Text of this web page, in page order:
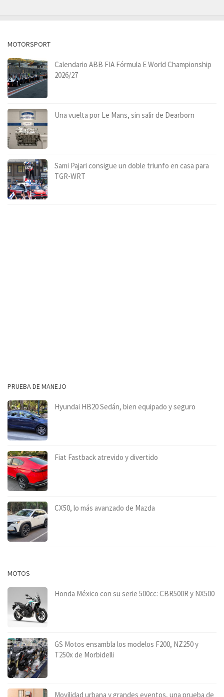
MOTORSPORT
Calendario ABB FIA Fórmula E World Championship
2026/27
Una vuelta por Le Mans, sin salir de Dearborn
Sami Pajari consigue un doble triunfo en casa para
TGR-WRT
PRUEBA DE MANEJO
Hyundai HB20 Sedán, bien equipado y seguro
Fiat Fastback atrevido y divertido
CX50, lo más avanzado de Mazda
MOTOS
Honda México con su serie 500cc: CBR500R y NX500
GS Motos ensambla los modelos F200, NZ250 y
T250x de Morbidelli
Movilidad urbana y grandes eventos, una prueba de